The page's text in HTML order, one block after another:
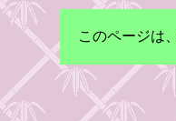
このページは